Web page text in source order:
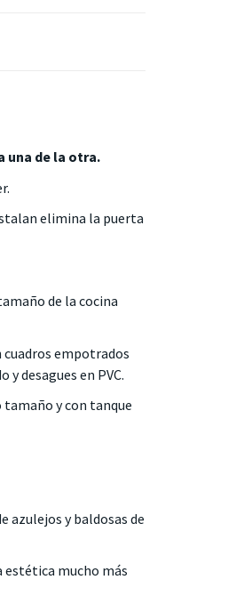
una de la otra.
elimina la puerta
de la cocina
empotrados
desagues en PVC.
tamaño y con tanque
azulejos y baldosas de
mucho más